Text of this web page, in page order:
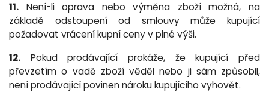
11. Není-li oprava nebo výměna zboží možná, na
základě odstoupení od smlouvy může kupující
požadovat vrácení kupní ceny v plné výši.
12. Pokud prodávající prokáže, že kupující před
převzetím o vadě zboží věděl nebo ji sám způsobil,
není prodávající povinen nároku kupujícího vyhovět.